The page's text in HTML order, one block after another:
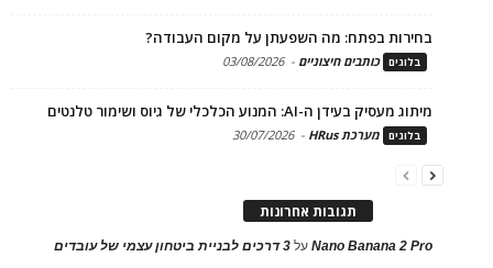
בחירות בפתח: מה השפעתן על מקום העבודה?
בלוגים כותבים חיצוניים -
03/08/2026
מיתוג מעסיק בעידן ה-AI: המנוע הכלכלי של גיוס ושימור טלנטים
בלוגים מערכת HRus -
30/07/2026
תגובות אחרונות
Nano Banana 2 Proעל 3 דרכים לבניית ביטחון עצמי של עובדים